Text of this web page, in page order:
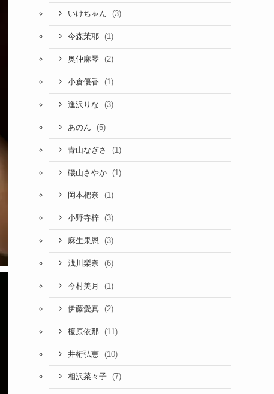
いけちゃん (3)
今森茉耶 (1)
奥仲麻琴 (2)
小倉優香 (1)
逢沢りな (3)
あのん (5)
青山なぎさ (1)
磯山さやか (1)
岡本杷奈 (1)
小野寺梓 (3)
麻生果恩 (3)
浅川梨奈 (6)
今村美月 (1)
伊藤愛真 (2)
榎原依那 (11)
井桁弘恵 (10)
相沢菜々子 (7)